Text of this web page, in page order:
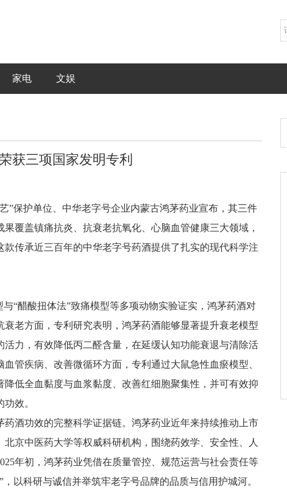
家电 文娱
获三项国家发明专利
”保护单位、中华老字号企业内蒙古鸿茅药业宣布，其三件
覆盖镇痛抗炎、抗衰老抗氧化、心脑血管健康三大领域，
传承近三百年的中华老字号药酒提供了扎实的现代科学注
“醋酸扭体法”致痛模型等多项动物实验证实，鸿茅药酒对
老方面，专利研究表明，鸿茅药酒能够显著提升衰老模型
力，有效降低丙二醛含量，在延缓认知功能衰退与清除活
管疾病、改善微循环方面，专利通过大鼠急性血瘀模型、
低全血黏度与血浆黏度、改善红细胞聚集性，并可有效抑
效。
酒功效的完整科学证据链。鸿茅药业近年来持续推动上市
京中医药大学等权威科研机构，围绕药效学、安全性、人
年初，鸿茅药业凭借在质量管控、规范运营与社会责任等
以科研与诚信并举筑牢老字号品牌的品质与信用护城河。